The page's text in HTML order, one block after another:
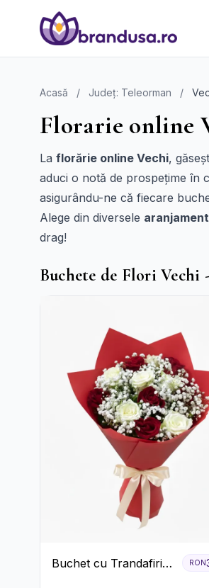
Acasă / Județ: Teleorman /
Florarie online
La florărie online Vechi,
aduci o notă de prospețime în
asigurându-ne că fiecare
Alege din diversele
drag!
Buchete de Flori Vechi
Buchet cu Trandafiri
RON